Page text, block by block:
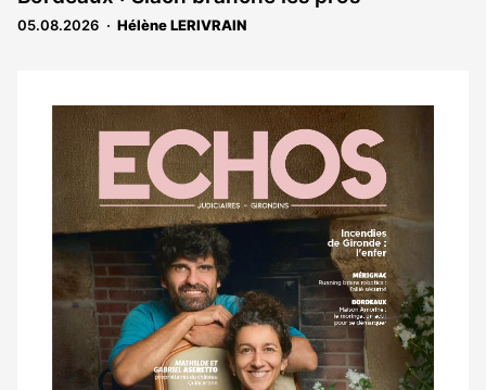
05.08.2026 Hélène LERIVRAIN
Notre
dernier
magazine